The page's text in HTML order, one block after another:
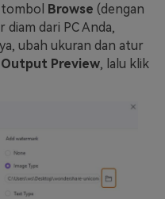
Browse (dengan
dari PC Anda,
ubah ukuran dan atur
Output Preview, lalu klik